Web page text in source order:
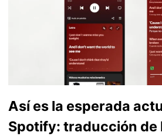
Así es la esperada
Spotify: traducción de